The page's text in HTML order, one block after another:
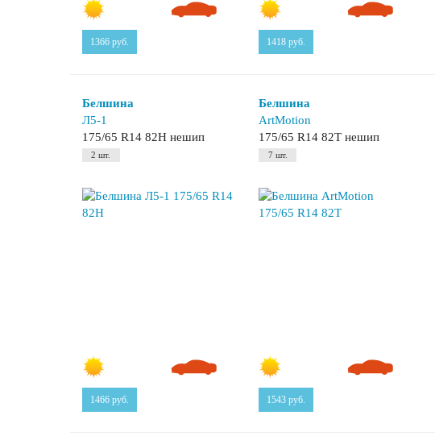
1366 руб. 1418 руб.
Белшина
Л5-1
175/65 R14 82H нешип
2 шт.
1466 руб.
Белшина
ArtMotion
175/65 R14 82T нешип
7 шт.
1543 руб.